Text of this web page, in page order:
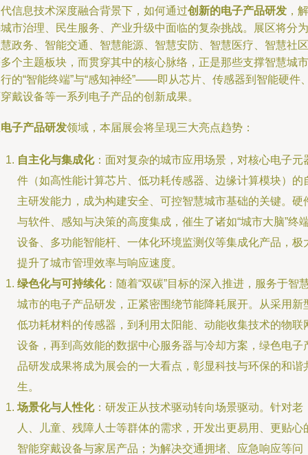
信息技术深度融合背景下，如何通过创新的电子产品研发 ，解
市治理、民生服务、产业升级中面临的复杂挑战。展区将分为
政务、智能交通、智慧能源、智慧安防、智慧医疗、智慧社区
个主题板块，而贯穿其中的核心脉络，正是那些支撑智慧城市
的“智能终端”与“感知神经”——即从芯片、传感器到智能硬件
戴设备等一系列电子产品的创新成果。
电子产品研发领域，本届展会将呈现三大亮点趋势：
自主化与集成化：面对复杂的城市应用场景，对核心电子元
件（如高性能计算芯片、低功耗传感器、边缘计算模块）的
主研发能力，成为构建安全、可控智慧城市基础的关键。硬
与软件、感知与决策的高度集成，催生了诸如“城市大脑”终
设备、多功能智能杆、一体化环境监测仪等集成化产品，极
提升了城市管理效率与响应速度。
绿色化与可持续化：随着“双碳”目标的深入推进，服务于智
城市的电子产品研发，正紧密围绕节能降耗展开。从采用新
低功耗材料的传感器，到利用太阳能、动能收集技术的物联
设备，再到高效能的数据中心服务器与冷却方案，绿色电子
品研发成果将成为展会的一大看点，彰显科技与环保的和谐
生。
场景化与人性化：研发正从技术驱动转向场景驱动。针对老
人、儿童、残障人士等群体的需求，开发出更易用、更贴心
智能穿戴设备与家居产品；为解决交通拥堵、应急响应等问